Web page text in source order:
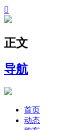

正文
导航
首页
动态